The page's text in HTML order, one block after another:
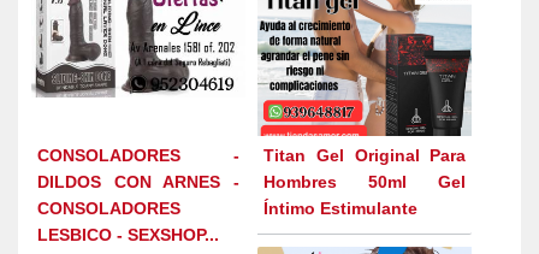
CONSOLADORES -
DILDOS CON ARNES -
CONSOLADORES
LESBICO - SEXSHOP...
Titan Gel Original Para
Hombres 50ml Gel
Íntimo Estimulante